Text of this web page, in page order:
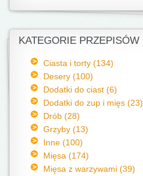
KATEGORIE PRZEPISÓW
Ciasta i torty (134)
Desery (100)
Dodatki do ciast (6)
Dodatki do zup i mięs (23)
Drób (28)
Grzyby (13)
Inne (100)
Mięsa (174)
Mięsa z warzywami (39)